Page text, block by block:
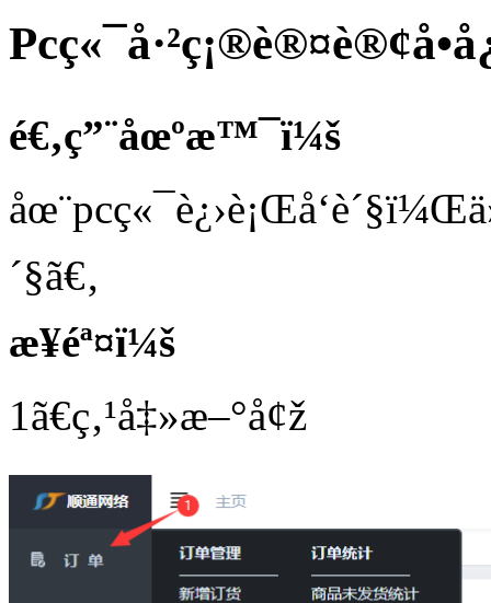
é€‚ç”¨åœºæ™¯ï¼š
´§ã€‚
æ­¥éª¤ï¼š
1ã€ç‚¹å‡»æ–°å¢ž